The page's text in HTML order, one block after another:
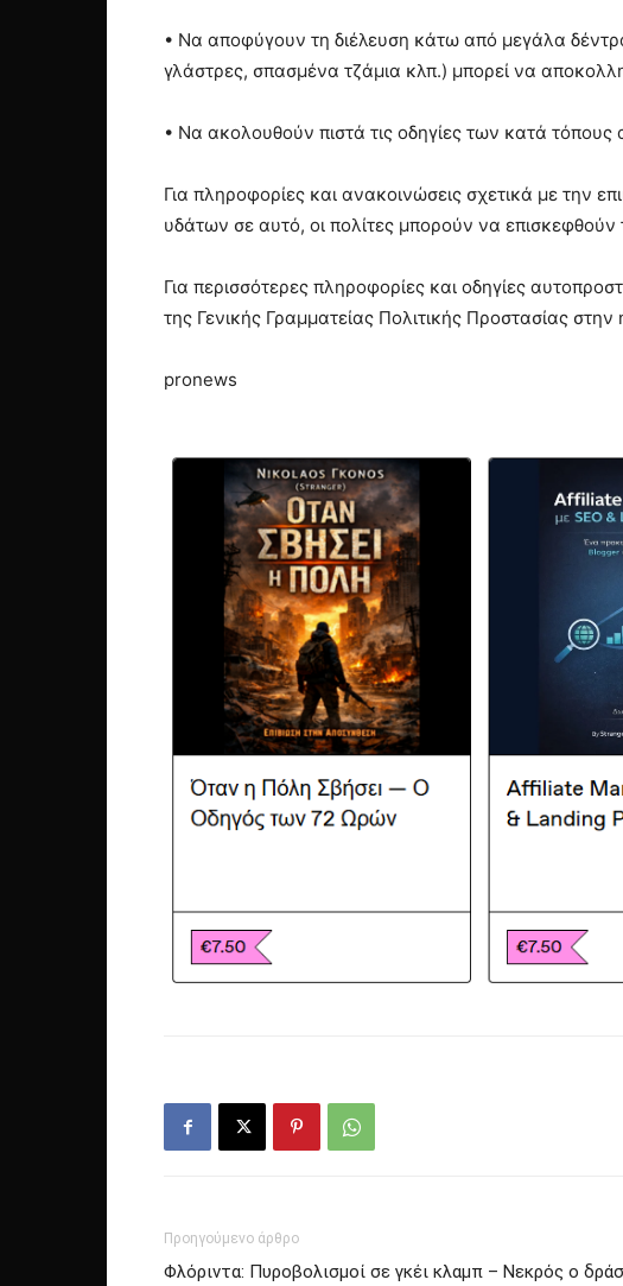
• Να αποφύγουν τη διέλευση κάτω από μεγάλα
γλάστρες, σπασμένα τζάμια κλπ.) μπορεί να
• Να ακολουθούν πιστά τις οδηγίες των κατά
Για πληροφορίες και ανακοινώσεις σχετικά με την
υδάτων σε αυτό, οι πολίτες μπορούν να
Για περισσότερες πληροφορίες και οδηγίες
της Γενικής Γραμματείας Πολιτικής Προστασίας
pronews
Προηγούμενο άρθρο
Φλόριντα: Πυροβολισμοί σε γκέι κλαμπ – Νεκρός ο